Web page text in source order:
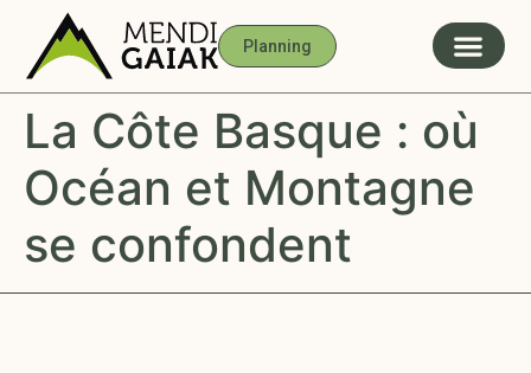
Planning
La Côte Basque : où
Océan et Montagne
se confondent